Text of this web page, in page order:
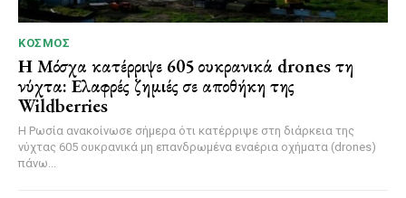
ΚΌΣΜΟΣ
Η Μόσχα κατέρριψε 605 ουκρανικά drones τη
νύχτα: Ελαφρές ζημιές σε αποθήκη της
Wildberries
Η Ρωσία ανακοίνωσε σήμερα ότι κατέρριψε στη διάρκεια της
νύχτας 605 ουκρανικά μη επανδρωμένα εναέρια οχήματα (drones)
πάνω...